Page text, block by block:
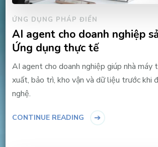
ỨNG DỤNG PHÁP ĐIỂN
AI agent cho doanh nghiệp
Ứng dụng thực tế
AI agent cho doanh nghiệp giúp nhà máy
xuất, bảo trì, kho vận và dữ liệu trước khi
nghệ.
CONTINUE READING